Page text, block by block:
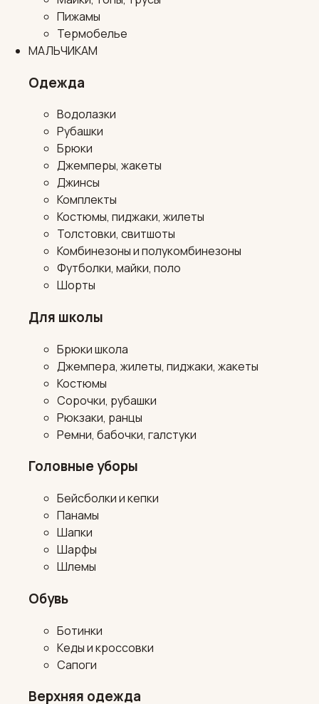
Пижамы
Термобелье
МАЛЬЧИКАМ
Одежда
Водолазки
Рубашки
Брюки
Джемперы, жакеты
Джинсы
Комплекты
Костюмы, пиджаки, жилеты
Толстовки, свитшоты
Комбинезоны и полукомбинезоны
Футболки, майки, поло
Шорты
Для школы
Брюки школа
Джемпера, жилеты, пиджаки, жакеты
Костюмы
Сорочки, рубашки
Рюкзаки, ранцы
Ремни, бабочки, галстуки
Головные уборы
Бейсболки и кепки
Панамы
Шапки
Шарфы
Шлемы
Обувь
Ботинки
Кеды и кроссовки
Сапоги
Верхняя одежда